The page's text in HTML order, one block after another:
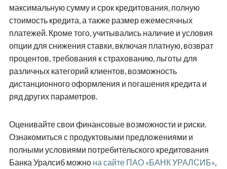
максимальную сумму и срок кредитования, полную
стоимость кредита, а также размер ежемесячных
платежей. Кроме того, учитывались наличие и условия
опции для снижения ставки, включая платную, возврат
процентов, требования к страхованию, льготы для
различных категорий клиентов, возможность
дистанционного оформления и погашения кредита и
ряд других параметров.
Оценивайте свои финансовые возможности и риски.
Ознакомиться с продуктовыми предложениями и
полными условиями потребительского кредитования
Банка Уралсиб можно на сайте ПАО «БАНК УРАЛСИБ»,